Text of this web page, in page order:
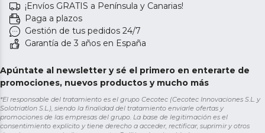
¡Envíos GRATIS a Península y Canarias!
Paga a plazos
Gestión de tus pedidos 24/7
Garantía de 3 años en España
Apúntate al newsletter y sé el primero en enterarte de
promociones, nuevos productos y mucho más
*El responsable del tratamiento es el grupo Cecotec (Cecotec Innovaciones S.L. y
Solotriatlon S.L.), siendo la finalidad del tratamiento enviarle ofertas y
promociones de las empresas del grupo. La base de legitimación es el
consentimiento explícito y tiene derecho a acceder, rectificar, suprimir y otros